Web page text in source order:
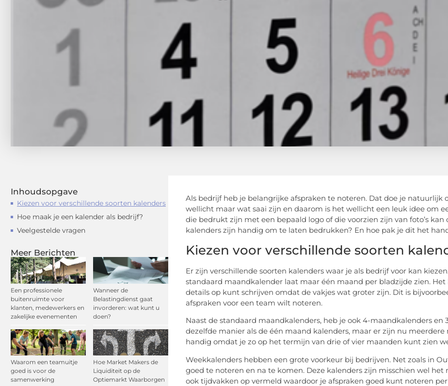
Inhoudsopgave
Kiezen voor verschillende soorten kalenders
Hoe maak je een kalender als bedrijf?
Veelgestelde vragen
Meer Berichten
Een professionele
buitenruimte voor
klanten, medewerkers en
zakelijke evenementen
Wanneer de
Belastingdienst gaat
invorderen: wat kunt u
doen?
Waarom een teamuitje
goed is voor de
samenwerking
Hoe Market Makers de
Liquiditeit op de
Optiemarkt Waarborgen
Als bedrijf heb je belangrijke afspraken te noteren. Dat doe je natuurlijk
wellicht maar wat saai zijn en daarom is het wellicht een leuk idee om
die bedrukt zijn met een bepaald logo of die voorzien zijn van foto’s
kalenders zijn handig om te laten bedrukken? En hoe pak je dit het
Kiezen voor verschillende soorten
Er zijn verschillende soorten kalenders waar je als bedrijf voor kan
standaard maandkalender laat maar één maand per bladzijde zien.
details op kunt schrijven omdat de vakjes wat groter zijn. Dit is
afspraken voor een team wilt noteren.
Naast de standaard maandkalenders, heb je ook 4-maandkalenders
dezelfde manier als de één maand kalenders, maar er zijn nu
handig omdat je zo op het termijn van drie of vier maanden kunt zien
Weekkalenders hebben een grote voorkeur bij bedrijven. Net zoals in
goed te noteren en na te komen. Deze kalenders zijn misschien wel
ook tijdvakken op vermeld waardoor je afspraken goed kunt noteren